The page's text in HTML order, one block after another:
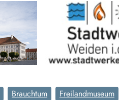
Brauchtum Freilandmuseum